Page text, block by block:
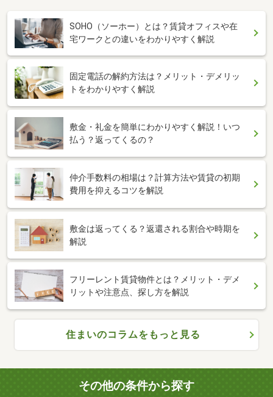
SOHO（ソーホー）とは？賃貸オフィスや在
宅ワークとの違いをわかりやすく解説
固定電話の解約方法は？メリット・デメリッ
トをわかりやすく解説
敷金・礼金を簡単にわかりやすく解説！いつ
払う？返ってくるの？
仲介手数料の相場は？計算方法や賃貸の初期
費用を抑えるコツを解説
敷金は返ってくる？返還される割合や時期を
解説
フリーレント賃貸物件とは？メリット・デメ
リットや注意点、探し方を解説
住まいのコラムをもっと見る
その他の条件から探す